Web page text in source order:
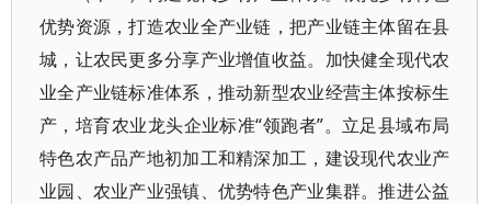
优势资源，打造农业全产业链，把产业链主体留在县
城，让农民更多分享产业增值收益。加快健全现代农
业全产业链标准体系，推动新型农业经营主体按标生
产，培育农业龙头企业标准“领跑者”。立足县域布局
特色农产品产地初加工和精深加工，建设现代农业产
业园、农业产业强镇、优势特色产业集群。推进公益